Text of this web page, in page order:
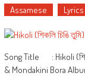
Assamese Lyrics
Song Title : Hikoli
& Mondakini Bora